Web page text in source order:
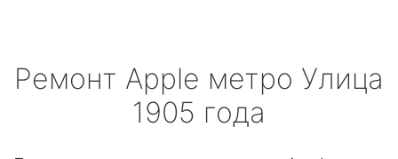
Ремонт Apple метро Улица
1905 года